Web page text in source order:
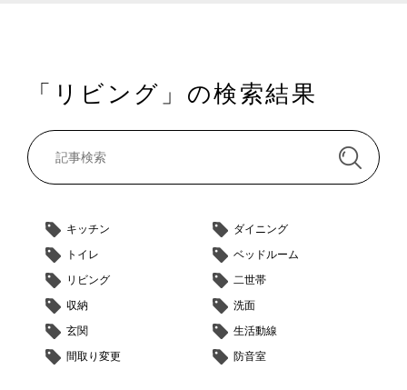
「リビング」の検索結果
キッチン
ダイニング
トイレ
ベッドルーム
リビング
二世帯
収納
洗面
玄関
生活動線
間取り変更
防音室